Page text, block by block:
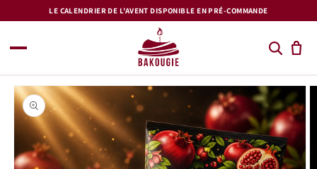
passerLE CALENDRIER DE L'AVENT DISPONIBLE EN PRÉ-COMMANDE
Passer aux
informations
produits